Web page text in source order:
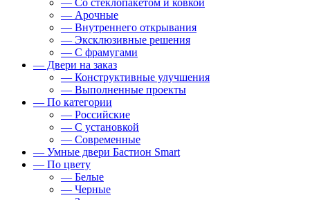
— Со стеклопакетом и ковкой
— Арочные
— Внутреннего открывания
— Эксклюзивные решения
— С фрамугами
— Двери на заказ
— Конструктивные улучшения
— Выполненные проекты
— По категории
— Российские
— С установкой
— Современные
— Умные двери Бастион Smart
— По цвету
— Белые
— Черные